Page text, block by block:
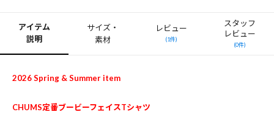
アイテム
説明
サイズ・
素材
レビュー
(1件)
スタッフ
レビュー
(0件)
2026 Spring & Summer item
CHUMS定番ブービーフェイスTシャツ